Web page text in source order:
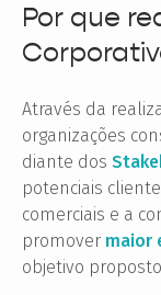
Por que
Através da
organizações
diante dos
potenciais
comerciais e a
promover maior
objetivo